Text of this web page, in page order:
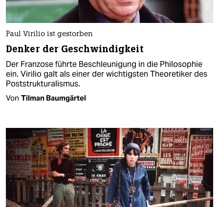
Paul Virilio ist gestorben
Denker der Geschwindigkeit
Der Franzose führte Beschleunigung in die Philosophie
ein. Virilio galt als einer der wichtigsten Theoretiker des
Poststrukturalismus.
Von Tilman Baumgärtel